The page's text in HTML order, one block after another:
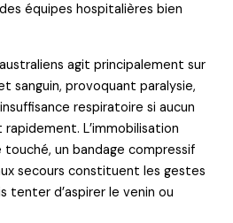
équipes hospitalières bien
agit principalement sur
sanguin, provoquant paralysie,
respiratoire si aucun
L’immobilisation
un bandage compressif
secours constituent les gestes
tenter d’aspirer le venin ou